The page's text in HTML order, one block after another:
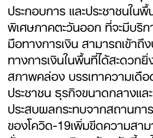
ประกอบการ และประชาชนใ
พิเศษภาคตะวันออก ที่จะมีบริก
มือทางการเงิน สามารถเข้าถึ
ทางการเงินในพื้นที่ได้สะดวก
สภาพคล่อง บรรเทาความเดื
ประชาชน ธุรกิจขนาดกลางแ
ประสบผลกระทบจากสถานก
ของโควิด-19เพิ่มขีดความสา